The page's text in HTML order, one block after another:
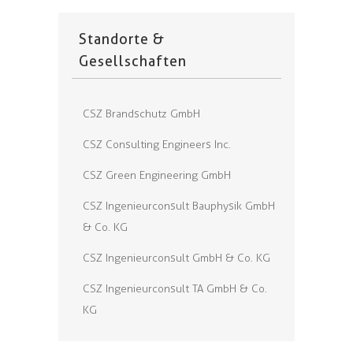
Standorte &
Gesellschaften
CSZ Brandschutz GmbH
CSZ Consulting Engineers Inc.
CSZ Green Engineering GmbH
CSZ Ingenieurconsult Bauphysik GmbH
& Co. KG
CSZ Ingenieurconsult GmbH & Co. KG
CSZ Ingenieurconsult TA GmbH & Co.
KG